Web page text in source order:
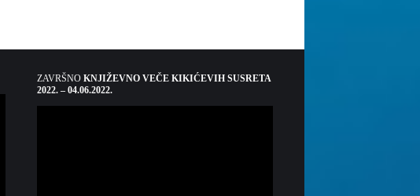
ZAVRŠNO KNJIŽEVNO VEČE KIKIĆEVIH SUSRETA
2022. – 04.06.2022.